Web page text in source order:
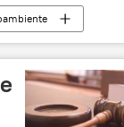
noticias